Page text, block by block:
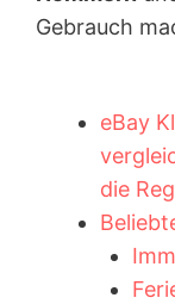
Gebrauch
eBay
die